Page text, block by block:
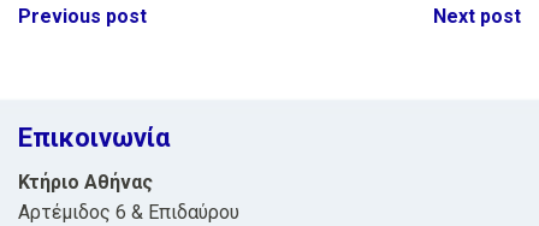
Post
Previous post Next post
Επικοινωνία
Κτήριο Αθήνας
Αρτέμιδος 6 & Επιδαύρου